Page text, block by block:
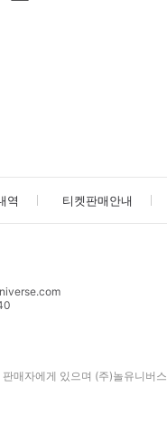
역 티켓판매안내
매자에게 있으며 (주)놀유니버스